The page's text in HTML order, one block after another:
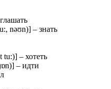
nəʊn)] – знать
tu:)] – хотеть
– идти